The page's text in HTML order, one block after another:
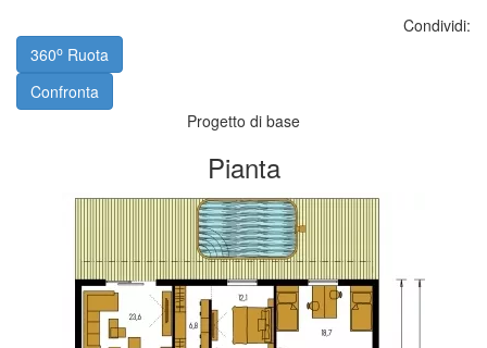
Condividi:
360o Ruota
Confronta
Progetto di base
Pianta